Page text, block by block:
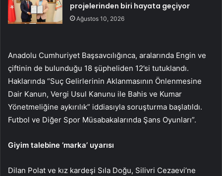
projelerinden biri hayata geçiyor
Ağustos 10, 2026
Anadolu Cumhuriyet Başsavcılığınca, aralarında Engin ve
çiftinin de bulunduğu 18 şüpheliden 12’si tutuklandı.
Haklarında “Suç Gelirlerinin Aklanmasının Önlenmesine
Dair Kanun, Vergi Usul Kanunu ile Bahis ve Kumar
Yönetmeliğine aykırılık” iddiasıyla soruşturma başlatıldı.
Futbol ve Diğer Spor Müsabakalarında Şans Oyunları”.
Giyim talebine ‘marka’ uyarısı
Dilan Polat ve kız kardeşi Sıla Doğu, Silivri Cezaevi’ne